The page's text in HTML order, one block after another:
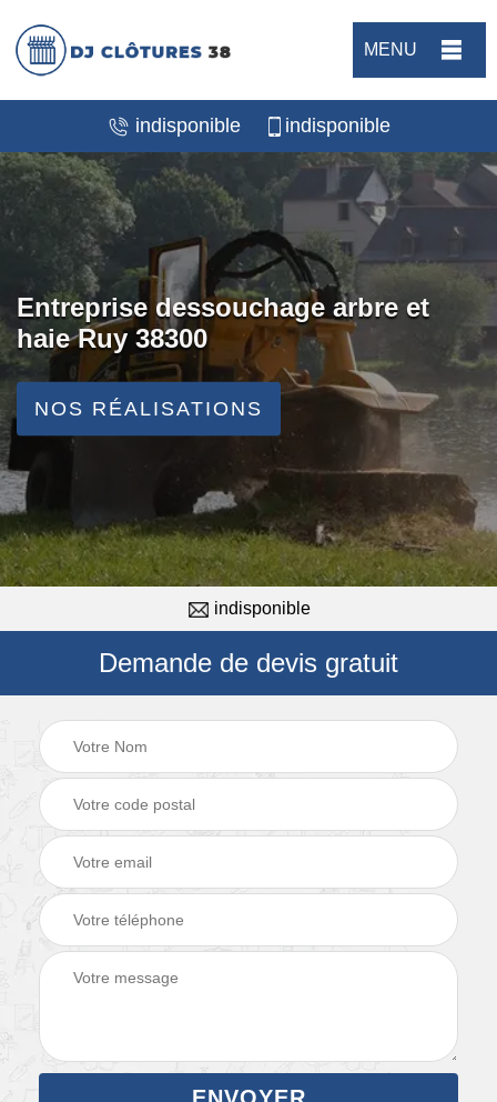
MENU
indisponible indisponible
Entreprise dessouchage arbre et
haie Ruy 38300
NOS RÉALISATIONS
indisponible
Demande de devis gratuit